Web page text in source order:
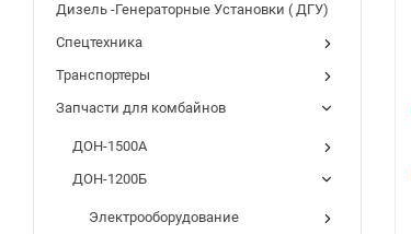
Дизель -Генераторные Установки ( ДГУ)
Спецтехника
Транспортеры
Запчасти для комбайнов
ДОН-1500А
ДОН-1200Б
Электрооборудование